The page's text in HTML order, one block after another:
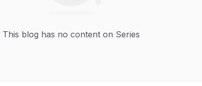
This blog has no content on Series